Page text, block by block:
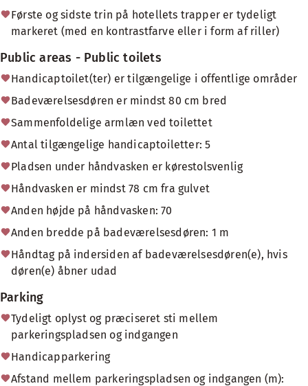
Første og sidste trin på hotellets trapper er tydeligt
markeret (med en kontrastfarve eller i form af riller)
Public areas - Public toilets
Handicaptoilet(ter) er tilgængelige i offentlige områder
Badeværelsesdøren er mindst 80 cm bred
Sammenfoldelige armlæn ved toilettet
Antal tilgængelige handicaptoiletter: 5
Pladsen under håndvasken er kørestolsvenlig
Håndvasken er mindst 78 cm fra gulvet
Anden højde på håndvasken: 70
Anden bredde på badeværelsesdøren: 1 m
Håndtag på indersiden af badeværelsesdøren(e), hvis
døren(e) åbner udad
Parking
Tydeligt oplyst og præciseret sti mellem
parkeringspladsen og indgangen
Handicapparkering
Afstand mellem parkeringspladsen og indgangen (m):